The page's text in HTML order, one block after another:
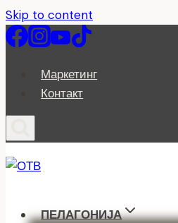
Skip to content
Маркетинг
Контакт
ПЕЛАГОНИЈА